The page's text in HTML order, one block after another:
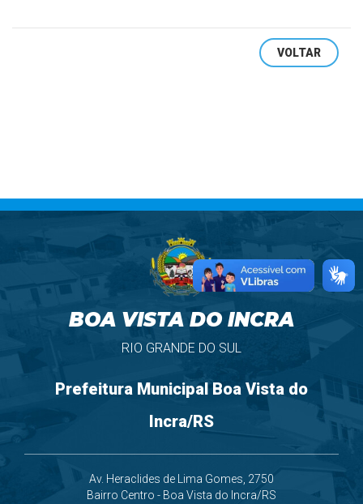
VOLTAR
BOA VISTA DO INCRA
RIO GRANDE DO SUL
Prefeitura Municipal Boa Vista do
Incra/RS
Av. Heraclides de Lima Gomes, 2750
Bairro Centro - Boa Vista do Incra/RS